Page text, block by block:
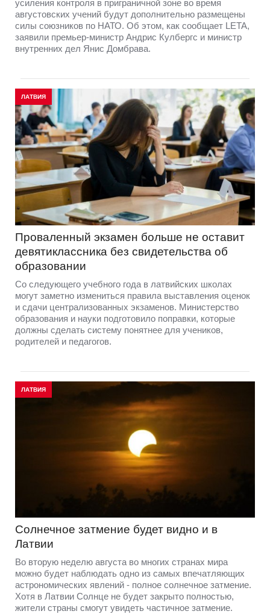
усиления контроля в приграничной зоне во время
августовских учений будут дополнительно размещены
силы союзников по НАТО. Об этом, как сообщает LETA,
заявили премьер-министр Андрис Кулбергс и министр
внутренних дел Янис Домбрава.
ЛАТВИЯ
Проваленный экзамен больше не оставит
девятиклассника без свидетельства об
образовании
Со следующего учебного года в латвийских школах
могут заметно измениться правила выставления оценок
и сдачи централизованных экзаменов. Министерство
образования и науки подготовило поправки, которые
должны сделать систему понятнее для учеников,
родителей и педагогов.
ЛАТВИЯ
Солнечное затмение будет видно и в
Латвии
Во вторую неделю августа во многих странах мира
можно будет наблюдать одно из самых впечатляющих
астрономических явлений - полное солнечное затмение.
Хотя в Латвии Солнце не будет закрыто полностью,
жители страны смогут увидеть частичное затмение.